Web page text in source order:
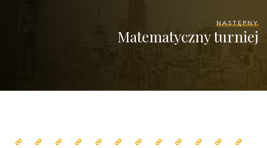
NASTĘPNY
Matematyczny turniej